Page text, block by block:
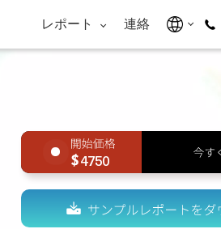
レポート 連絡
4750